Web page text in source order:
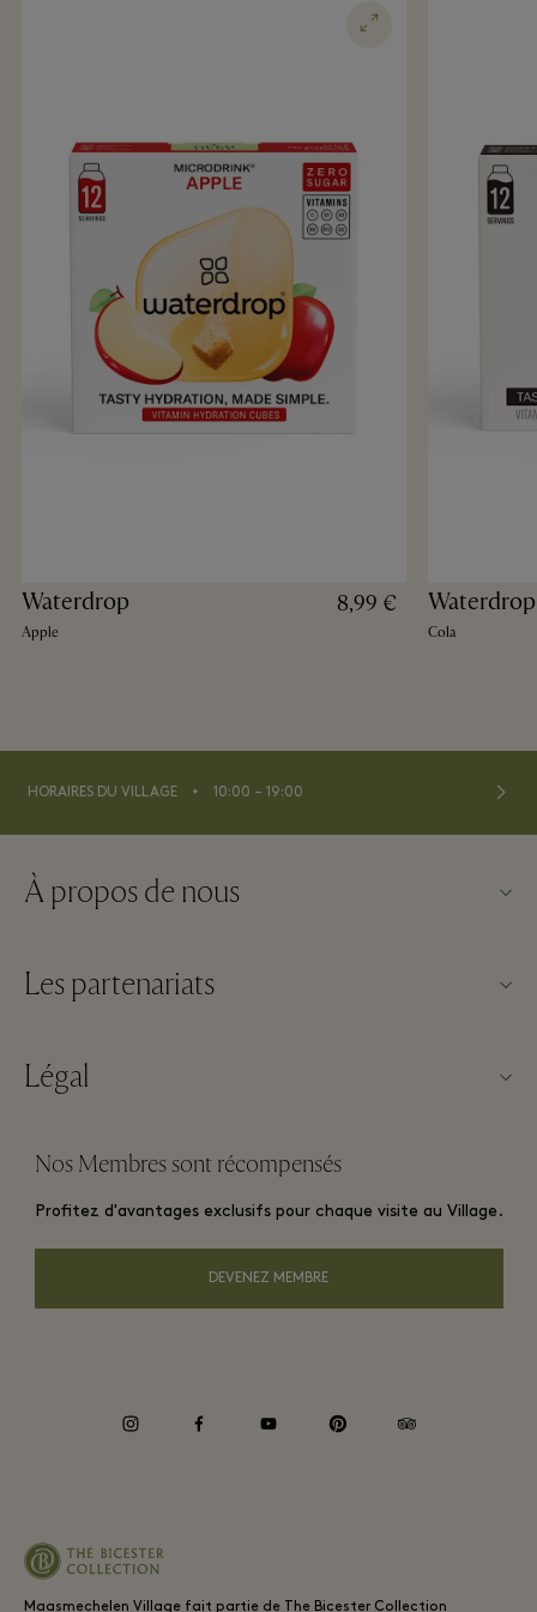
Waterdrop
Apple
8,99 € Waterdrop
Cola
HORAIRES DU VILLAGE ⬩ 10:00 – 19:00
À propos de nous
À propos de Maasmechelen Village
Carrières
Télécharger l’appli
Les partenariats
Devenir partenaire
Hôtels et attractions locales
Légal
Conditions Générales Relatives à l’adhésion au programme
Village
Nos Membres sont récompensés
Profitez d'avantages exclusifs pour chaque visite au Village.
DEVENEZ MEMBRE
Maasmechelen Village fait partie de The Bicester Collection
instagramfacebookyoutube pinterest tripadvisor